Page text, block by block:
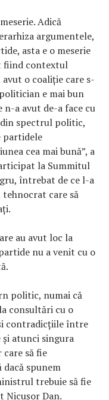
Adică
argumentele,
asta e o meserie
fiind contextul
o coaliţie care s-
e mai bun
n-a avut de-a face cu
spectrul politic,
partidele
cea mai bună”, a
la Summitul
întrebat de ce l-a
care să
au avut loc la
nu a venit cu o
politic, numai că
consultări cu o
contradicţiile între
atunci singura
să fie
spunem
trebuie să fie
Nicuşor Dan.